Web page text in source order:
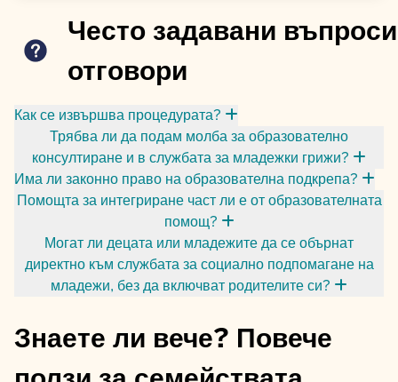
Често задавани
отговори
Как се извършва процедурата?
Трябва ли да подам молба за образователно
консултиране и в службата за младежки грижи?
Има ли законно право на образователна подкрепа?
Помощта за интегриране част ли е от образователната
помощ?
Могат ли децата или младежите да се обърнат
директно към службата за социално подпомагане на
младежи, без да включват родителите си?
Знаете ли вече? Повече